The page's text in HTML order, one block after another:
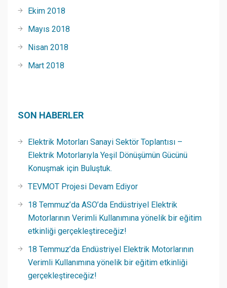
Ekim 2018
Mayıs 2018
Nisan 2018
Mart 2018
SON HABERLER
Elektrik Motorları Sanayi Sektör Toplantısı –
Elektrik Motorlarıyla Yeşil Dönüşümün Gücünü
Konuşmak için Buluştuk.
TEVMOT Projesi Devam Ediyor
18 Temmuz’da ASO’da Endüstriyel Elektrik
Motorlarının Verimli Kullanımına yönelik bir eğitim
etkinliği gerçekleştireceğiz!
18 Temmuz’da Endüstriyel Elektrik Motorlarının
Verimli Kullanımına yönelik bir eğitim etkinliği
gerçekleştireceğiz!